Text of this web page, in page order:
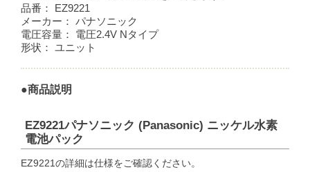
品番：
EZ9221
メーカー：
パナソニック
電圧容量：
電圧2.4V Nタイプ
形状：
ユニット
●商品説明
EZ9221パナソニック (Panasonic) ニッケル水素
電池パック
EZ9221の詳細は仕様をご確認ください。